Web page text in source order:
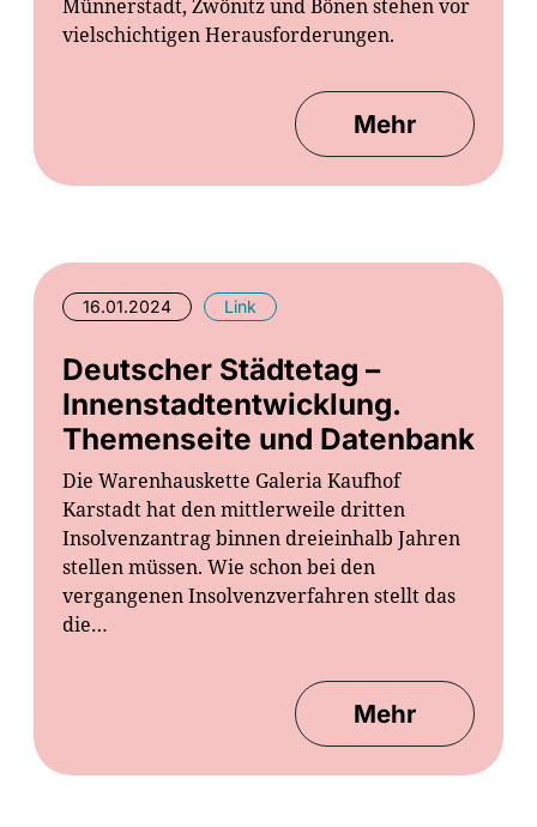
Münnerstadt, Zwönitz und Bönen stehen vor
vielschichtigen Herausforderungen.
Mehr
16.01.2024 Link
Deutscher Städtetag –
Innenstadtentwicklung.
Themenseite und Datenbank
Die Warenhauskette Galeria Kaufhof
Karstadt hat den mittlerweile dritten
Insolvenzantrag binnen dreieinhalb Jahren
stellen müssen. Wie schon bei den
vergangenen Insolvenzverfahren stellt das
die…
Mehr